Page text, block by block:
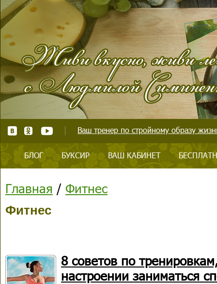
Ваш тренер по стройному образу
БЛОГ БУКСИР ВАШ КАБИНЕТ
Главная / Фитнес
Фитнес
8 советов по
настроении заниматься